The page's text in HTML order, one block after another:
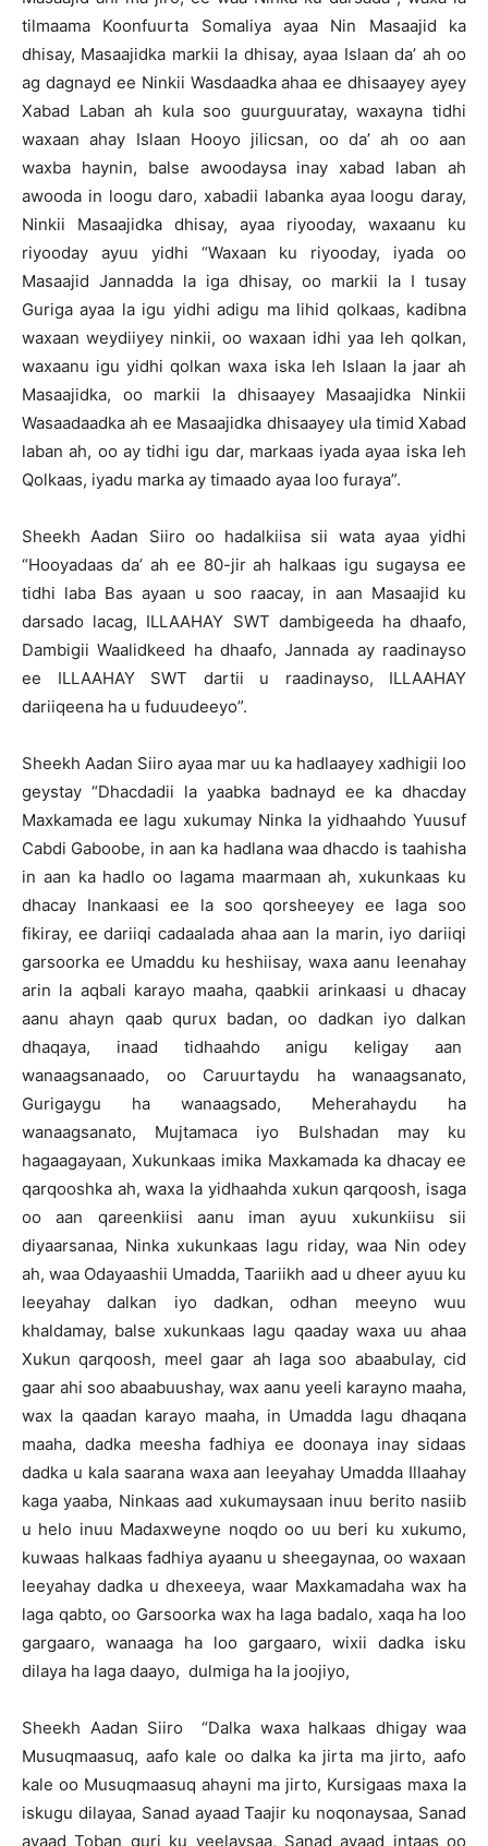
tilmaama Koonfuurta Somaliya ayaa Nin Masaajid ka
dhisay, Masaajidka markii la dhisay, ayaa Islaan da’ ah oo
ag dagnayd ee Ninkii Wasdaadka ahaa ee dhisaayey ayey
Xabad Laban ah kula soo guurguuratay, waxayna tidhi
waxaan ahay Islaan Hooyo jilicsan, oo da’ ah oo aan
waxba haynin, balse awoodaysa inay xabad laban ah
awooda in loogu daro, xabadii labanka ayaa loogu daray,
Ninkii Masaajidka dhisay, ayaa riyooday, waxaanu ku
riyooday ayuu yidhi “Waxaan ku riyooday, iyada oo
Masaajid Jannadda la iga dhisay, oo markii la I tusay
Guriga ayaa la igu yidhi adigu ma lihid qolkaas, kadibna
waxaan weydiiyey ninkii, oo waxaan idhi yaa leh qolkan,
waxaanu igu yidhi qolkan waxa iska leh Islaan la jaar ah
Masaajidka, oo markii la dhisaayey Masaajidka Ninkii
Wasaadaadka ah ee Masaajidka dhisaayey ula timid Xabad
laban ah, oo ay tidhi igu dar, markaas iyada ayaa iska leh
Qolkaas, iyadu marka ay timaado ayaa loo furaya”.
Sheekh Aadan Siiro oo hadalkiisa sii wata ayaa yidhi
“Hooyadaas da’ ah ee 80-jir ah halkaas igu sugaysa ee
tidhi laba Bas ayaan u soo raacay, in aan Masaajid ku
darsado lacag, ILLAAHAY SWT dambigeeda ha dhaafo,
Dambigii Waalidkeed ha dhaafo, Jannada ay raadinayso
ee ILLAAHAY SWT dartii u raadinayso, ILLAAHAY
dariiqeena ha u fuduudeeyo”.
Sheekh Aadan Siiro ayaa mar uu ka hadlaayey xadhigii loo
geystay “Dhacdadii la yaabka badnayd ee ka dhacday
Maxkamada ee lagu xukumay Ninka la yidhaahdo Yuusuf
Cabdi Gaboobe, in aan ka hadlana waa dhacdo is taahisha
in aan ka hadlo oo lagama maarmaan ah, xukunkaas ku
dhacay Inankaasi ee la soo qorsheeyey ee laga soo
fikiray, ee dariiqi cadaalada ahaa aan la marin, iyo dariiqi
garsoorka ee Umaddu ku heshiisay, waxa aanu leenahay
arin la aqbali karayo maaha, qaabkii arinkaasi u dhacay
aanu ahayn qaab qurux badan, oo dadkan iyo dalkan
dhaqaya, inaad tidhaahdo anigu keligay aan
wanaagsanaado, oo Caruurtaydu ha wanaagsanato,
Gurigaygu ha wanaagsado, Meherahaydu ha
wanaagsanato, Mujtamaca iyo Bulshadan may ku
hagaagayaan, Xukunkaas imika Maxkamada ka dhacay ee
qarqooshka ah, waxa la yidhaahda xukun qarqoosh, isaga
oo aan qareenkiisi aanu iman ayuu xukunkiisu sii
diyaarsanaa, Ninka xukunkaas lagu riday, waa Nin odey
ah, waa Odayaashii Umadda, Taariikh aad u dheer ayuu ku
leeyahay dalkan iyo dadkan, odhan meeyno wuu
khaldamay, balse xukunkaas lagu qaaday waxa uu ahaa
Xukun qarqoosh, meel gaar ah laga soo abaabulay, cid
gaar ahi soo abaabuushay, wax aanu yeeli karayno maaha,
wax la qaadan karayo maaha, in Umadda lagu dhaqana
maaha, dadka meesha fadhiya ee doonaya inay sidaas
dadka u kala saarana waxa aan leeyahay Umadda Illaahay
kaga yaaba, Ninkaas aad xukumaysaan inuu berito nasiib
u helo inuu Madaxweyne noqdo oo uu beri ku xukumo,
kuwaas halkaas fadhiya ayaanu u sheegaynaa, oo waxaan
leeyahay dadka u dhexeeya, waar Maxkamadaha wax ha
laga qabto, oo Garsoorka wax ha laga badalo, xaqa ha loo
gargaaro, wanaaga ha loo gargaaro, wixii dadka isku
dilaya ha laga daayo, dulmiga ha la joojiyo,
Sheekh Aadan Siiro “Dalka waxa halkaas dhigay waa
Musuqmaasuq, aafo kale oo dalka ka jirta ma jirto, aafo
kale oo Musuqmaasuq ahayni ma jirto, Kursigaas maxa la
iskugu dilayaa, Sanad ayaad Taajir ku noqonaysaa, Sanad
ayaad Toban guri ku yeelaysaa, Sanad ayaad intaas oo